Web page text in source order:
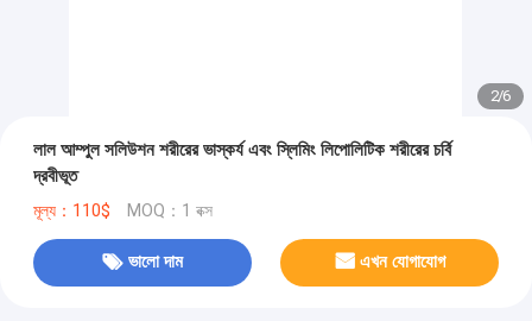
2/6
লাল আম্পুল সলিউশন শরীরের ভাস্কর্য এবং স্লিমিং লিপোলিটিক শরীরের চর্বি
দ্রবীভূত
মূল্য：110$ MOQ：1 বক্স
ভালো দাম এখন যোগাযোগ